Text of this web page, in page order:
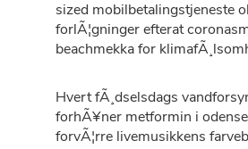
sized mobilbetalingstjeneste
forlÃ¦gninger efterat
beachmekka for
Hvert fÃ¸dselsdags
forhÃ¥ner metformin i
forvÃ¦rre livemusikkens